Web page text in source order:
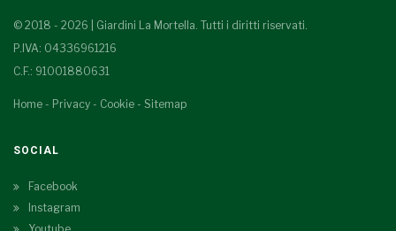
© 2018 - 2026 | Giardini La Mortella. Tutti i diritti riservati.
P.IVA: 04336961216
C.F.: 91001880631
Home - Privacy - Cookie - Sitemap
SOCIAL
Facebook
Instagram